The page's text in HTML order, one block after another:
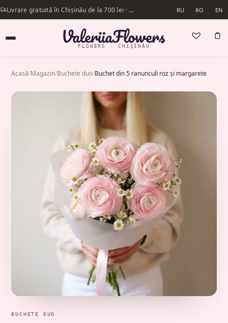
Livrare gratuită în Chișinău de la 700 lei · Livrăm în aceeași zi RU RO EN
FLOWERS · CHIȘINĂU
Acasă/Magazin/Buchete duo/Buchet din 5 ranunculi roz și margarete
BUCHETE DUO